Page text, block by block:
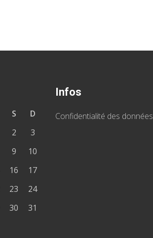
S
D
2
3
9
10
16
17
23
24
30 31
Infos
Confidentialité des données